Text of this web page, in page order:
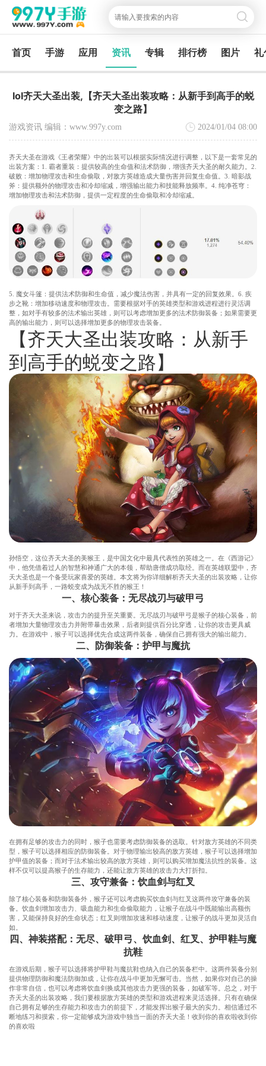
首页 手游 应用 资讯 专辑 排行榜 图片 礼
lol齐天大圣出装,【齐天大圣出装攻略：从新手到高手的蜕
变之路】
游戏资讯 编辑：www.997y.com 2024/01/04 08:00
齐天大圣在游戏《王者荣耀》中的出装可以根据实际情况进行调整，以下是一套常见的
出装方案：1. 霸者重装：提供较高的生命值和法术防御，增强齐天大圣的耐久能力。2.
破败：增加物理攻击和生命偷取，对敌方英雄造成大量伤害并回复生命值。3. 暗影战
斧：提供额外的物理攻击和冷却缩减，增强输出能力和技能释放频率。4. 纯净苍穹：
增加物理攻击和法术防御，提供一定程度的生命偷取和冷却缩减。
5. 魔女斗篷：提供法术防御和生命值，减少魔法伤害，并具有一定的回复效果。6. 疾
步之靴：增加移动速度和物理攻击。需要根据对手的英雄类型和游戏进程进行灵活调
整，如对手有较多的法术输出英雄，则可以考虑增加更多的法术防御装备；如果需要更
高的输出能力，则可以选择增加更多的物理攻击装备。
【齐天大圣出装攻略：从新手
到高手的蜕变之路】
孙悟空，这位齐天大圣的美猴王，是中国文化中最具代表性的英雄之一。在《西游记》
中，他凭借着过人的智慧和神通广大的本领，帮助唐僧成功取经。而在英雄联盟中，齐
天大圣也是一个备受玩家喜爱的英雄。本文将为你详细解析齐天大圣的出装攻略，让你
从新手到高手，一路蜕变成为战无不胜的猴王！
一、核心装备：无尽战刃与破甲弓
对于齐天大圣来说，攻击力的提升至关重要。无尽战刃与破甲弓是猴子的核心装备，前
者增加大量物理攻击力并附带暴击效果，后者则提供百分比穿透，让你的攻击更具威
力。在游戏中，猴子可以选择优先合成这两件装备，确保自己拥有强大的输出能力。
二、防御装备：护甲与魔抗
在拥有足够的攻击力的同时，猴子也需要考虑防御装备的选取。针对敌方英雄的不同类
型，猴子可以选择相应的防御装备。对于物理输出较高的敌方英雄，猴子可以选择增加
护甲值的装备；而对于法术输出较高的敌方英雄，则可以购买增加魔法抗性的装备。这
样不仅可以提高猴子的生存能力，还能让敌方英雄的攻击力大打折扣。
三、攻守兼备：饮血剑与红叉
除了核心装备和防御装备外，猴子还可以考虑购买饮血剑与红叉这两件攻守兼备的装
备。饮血剑增加攻击力、吸血能力和生命偷取能力，让猴子在战斗中既能输出高额伤
害，又能保持良好的生命状态；红叉则增加攻速和移动速度，让猴子的战斗更加灵活自
如。
四、神装搭配：无尽、破甲弓、饮血剑、红叉、护甲鞋与魔
抗鞋
在游戏后期，猴子可以选择将护甲鞋与魔抗鞋也纳入自己的装备栏中。这两件装备分别
提供物理防御和魔法防御加成，让你在战斗中更加无懈可击。当然，如果你对自己的操
作非常自信，也可以考虑将饮血剑换成其他攻击力更强的装备，如破军等。总之，对于
齐天大圣的出装攻略，我们要根据敌方英雄的类型和游戏进程来灵活选择。只有在确保
自己拥有足够的生存能力和攻击力的前提下，才能发挥出猴子最大的实力。相信通过不
断地练习和摸索，你一定能够成为游戏中独当一面的齐天大圣！收到你的喜欢啦收到你
的喜欢啦